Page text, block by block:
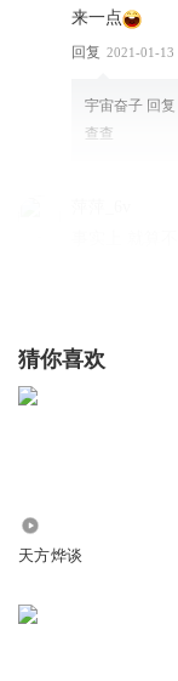
来一点
回复 2021-01-13
宇宙奋子 回复
查查
早已经都转
拾薪道人
必须为这类型
尹烨老师终
续。因为关
猜你喜欢
天方烨谈